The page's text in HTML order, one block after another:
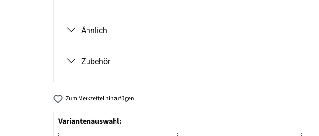
Ähnlich
Zubehör
Zum Merkzettel hinzufügen
Variantenauswahl: